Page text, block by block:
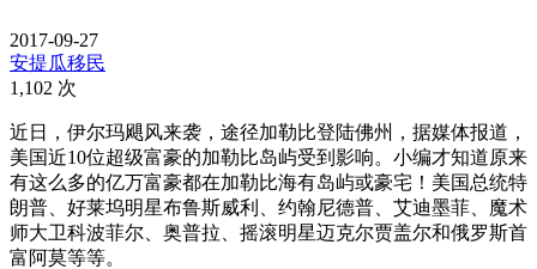
2017-09-27
安提瓜移民
1,102 次
​近日，伊尔玛飓风来袭，途径加勒比登陆佛州，据媒体报道，
美国近10位超级富豪的加勒比岛屿受到影响。小编才知道原来
有这么多的亿万富豪都在加勒比海有岛屿或豪宅！美国总统特
朗普、好莱坞明星布鲁斯威利、约翰尼德普、艾迪墨菲、魔术
师大卫科波菲尔、奥普拉、摇滚明星迈克尔贾盖尔和俄罗斯首
富阿莫等等。